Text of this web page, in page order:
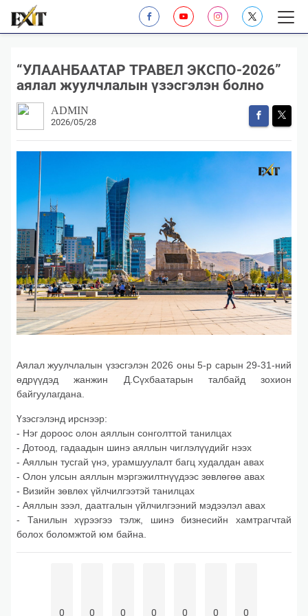
“УЛААНБААТАР ТРАВЕЛ ЭКСПО-2026”
аялал жуулчлалын үзэсгэлэн болно
ADMIN
2026/05/28
Аялал жуулчлалын үзэсгэлэн 2026 оны 5-р сарын 29-31-ний
өдрүүдэд жанжин Д.Сүхбаатарын талбайд зохион
байгуулагдана.
Үзэсгэлэнд ирснээр:
- Нэг дороос олон аяллын сонголттой танилцах
- Дотоод, гадаадын шинэ аяллын чиглэлүүдийг нээх
- Аяллын тусгай үнэ, урамшуулалт багц худалдан авах
- Олон улсын аяллын мэргэжилтнүүдээс зөвлөгөө авах
- Визийн зөвлөх үйлчилгээтэй танилцах
- Аяллын зээл, даатгалын үйлчилгээний мэдээлэл авах
- Танилын хүрээгээ тэлж, шинэ бизнесийн хамтрагчтай
болох боломжтой юм байна.
0 0 0 0 0 0 0